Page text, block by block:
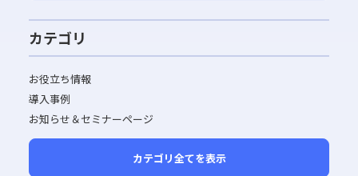
カテゴリ
お役立ち情報
導入事例
お知らせ＆セミナーページ
カテゴリ全てを表示